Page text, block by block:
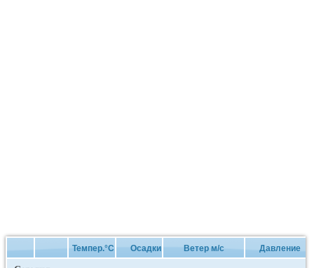
Темпер.°C Осадки Ветер м/с Давление